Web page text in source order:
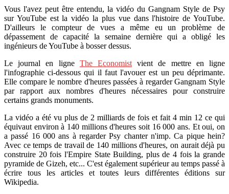
Vous l'avez peut être entendu, la vidéo du Gangnam Style de Psy
sur YouTube est la vidéo la plus vue dans l'histoire de YouTube.
D'ailleurs le compteur de vues a même eu un problème de
dépassement de capacité la semaine dernière qui a obligé les
ingénieurs de YouTube à bosser dessus.
Le journal en ligne The Economist vient de mettre en ligne
l'infographie ci-dessous qui il faut l'avouer est un peu déprimante.
Elle compare le nombre d'heures passées à regarder Gangnam Style
par rapport aux nombres d'heures nécessaires pour construire
certains grands monuments.
La vidéo a été vu plus de 2 milliards de fois et fait 4 min 12 ce qui
équivaut environ à 140 millions d'heures soit 16 000 ans. Et oui, on
a passé 16 000 ans à regarder Psy chanter n'imp. Ca pique hein?
Avec ce temps de travail de 140 millions d'heures, on aurait déjà pu
construire 20 fois l'Empire State Building, plus de 4 fois la grande
pyramide de Gizeh, etc... C'est également supérieur au temps passé à
écrire tous les articles et toutes leurs différentes éditions sur
Wikipedia.